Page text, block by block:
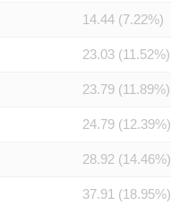
14.44 (7.22%)
23.03 (11.52%)
23.79 (11.89%)
24.79 (12.39%)
28.92 (14.46%)
37.91 (18.95%)